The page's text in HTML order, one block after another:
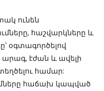
ունեն
հաշվարկները և
օգտագործելով
արագ, էժան և ավելի
համար:
հաճախ կապված